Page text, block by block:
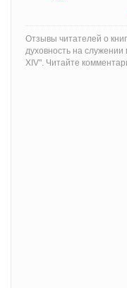
Отзывы читателей о
духовность на
XIV". Читайте